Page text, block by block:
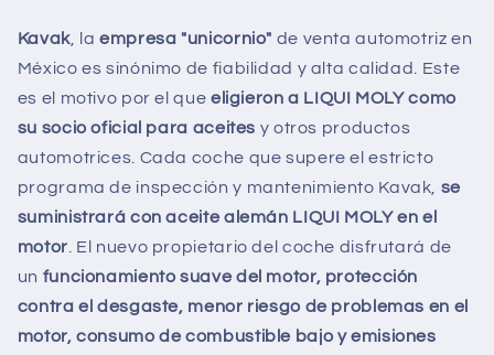
Kavak, laempresa "unicornio" de venta automotriz en
México es sinónimo de fiabilidad y alta calidad. Este
es el motivo por el que eligieron a LIQUI MOLY como
su socio oficial para aceites y otros productos
automotrices. Cada coche que supere el estricto
programa de inspección y mantenimiento Kavak, se
suministrará con aceite alemán LIQUI MOLY en el
motor . El nuevo propietario del coche disfrutará de
un funcionamiento suave del motor, protección
contra el desgaste, menor riesgo de problemas en el
motor, consumo de combustible bajo y emisiones